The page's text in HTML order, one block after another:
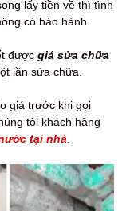
lấy tiền về thì tình
có bảo hành.
được giá sửa chữa
lần sửa chữa.
giá trước khi gọi
tôi khách hàng
tại nhà